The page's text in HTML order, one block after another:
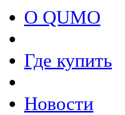
О QUMO
Где купить
Новости